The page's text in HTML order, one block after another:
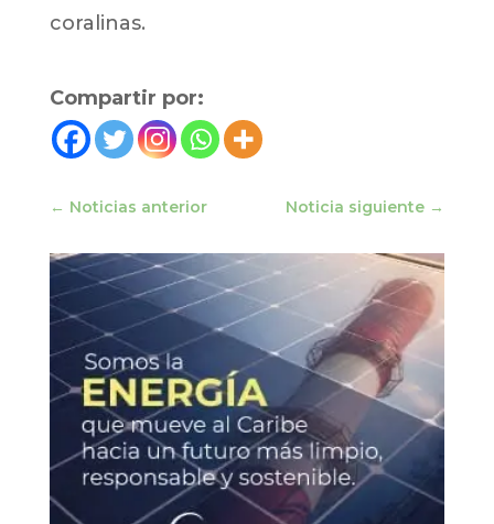
coralinas.
Compartir por:
← Noticias anterior Noticia siguiente →